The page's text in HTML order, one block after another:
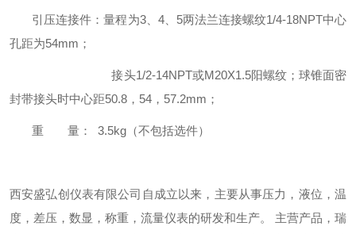
引压连接件：量程为3、4、5两法兰连接螺纹1/4-18NPT中心
孔距为54mm；
接头1/2-14NPT或M20X1.5阳螺纹；球锥面密
封带接头时中心距50.8，54，57.2mm；
重 量： 3.5kg（不包括选件）
西安盛弘创仪表有限公司自成立以来，主要从事压力，液位，温
度，差压，数显，称重，流量仪表的研发和生产。 主营产品，瑞